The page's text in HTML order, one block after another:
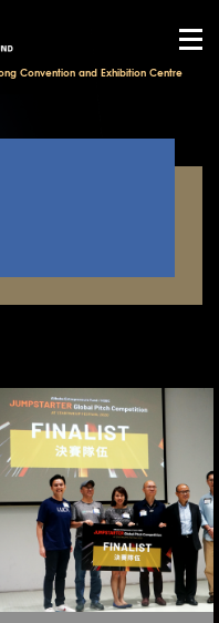
Convention and Exhibition Centre